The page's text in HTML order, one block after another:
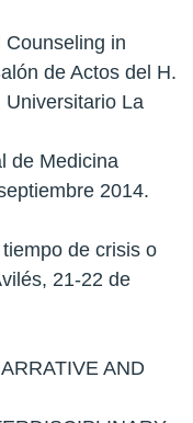
in
de Actos del H.
La
de Medicina
2014.
de crisis o
21-22 de
AND